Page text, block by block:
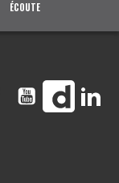
ÉCOUTE
FacebookYouTubeVimeo